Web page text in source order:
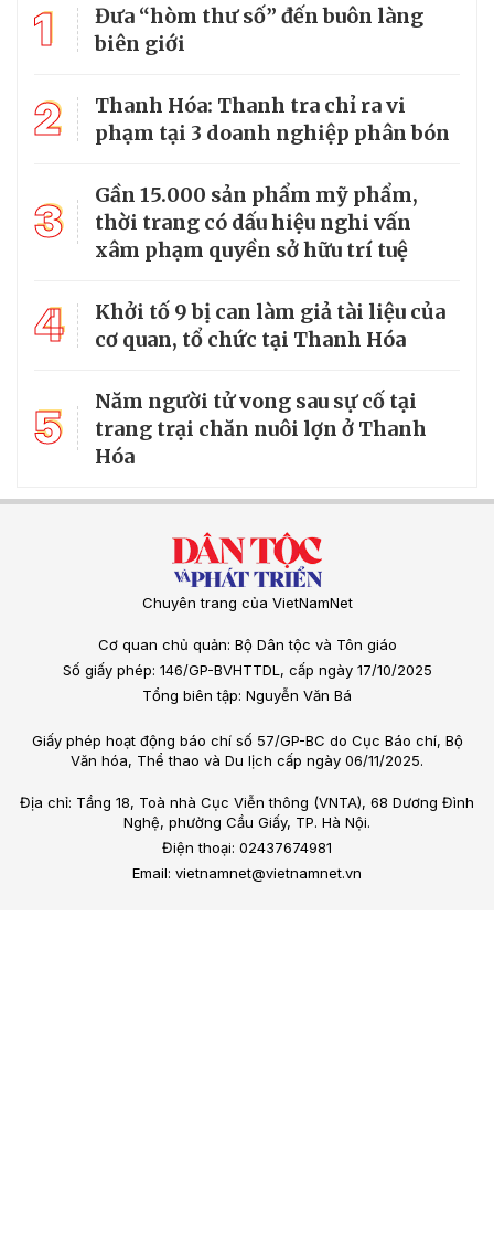
1
Đưa “hòm thư số” đến buôn làng
biên giới
2
Thanh Hóa: Thanh tra chỉ ra vi
phạm tại 3 doanh nghiệp phân bón
3
Gần 15.000 sản phẩm mỹ phẩm,
thời trang có dấu hiệu nghi vấn
xâm phạm quyền sở hữu trí tuệ
4
Khởi tố 9 bị can làm giả tài liệu của
cơ quan, tổ chức tại Thanh Hóa
5
Năm người tử vong sau sự cố tại
trang trại chăn nuôi lợn ở Thanh
Hóa
Chuyên trang của VietNamNet
Cơ quan chủ quản: Bộ Dân tộc và Tôn giáo
Số giấy phép: 146/GP-BVHTTDL, cấp ngày 17/10/2025
Tổng biên tập: Nguyễn Văn Bá
Giấy phép hoạt động báo chí số 57/GP-BC do Cục Báo chí, Bộ
Văn hóa, Thể thao và Du lịch cấp ngày 06/11/2025.
Địa chỉ: Tầng 18, Toà nhà Cục Viễn thông (VNTA), 68 Dương Đình
Nghệ, phường Cầu Giấy, TP. Hà Nội.
Điện thoại: 02437674981
Email: vietnamnet@vietnamnet.vn